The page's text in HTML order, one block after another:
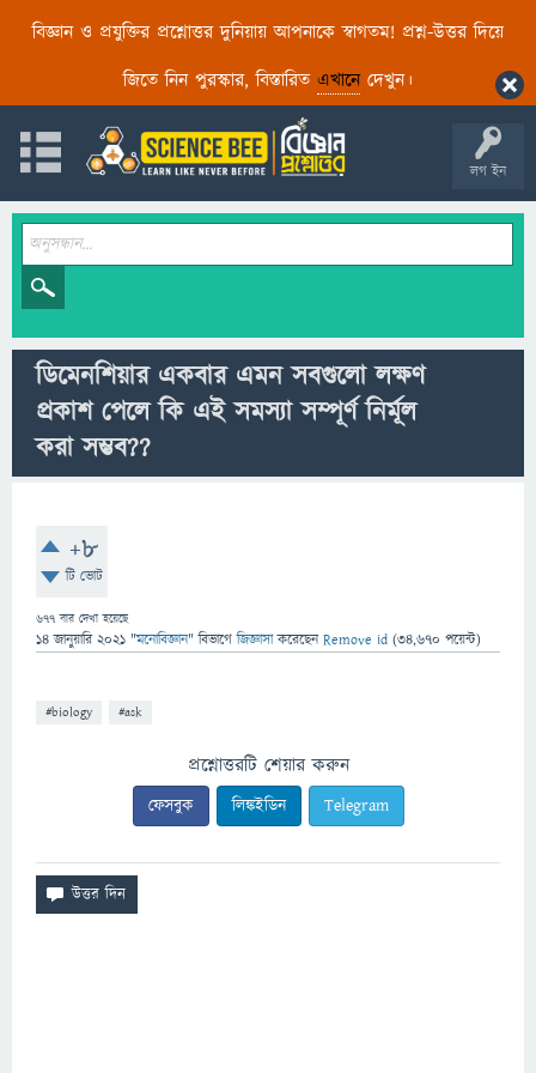
বিজ্ঞান ও প্রযুক্তির প্রশ্নোত্তর দুনিয়ায় আপনাকে স্বাগতম! প্রশ্ন-উত্তর দিয়ে
জিতে নিন পুরস্কার, বিস্তারিত এখানেদেখুন।
লগ ইন
ডিমেনশিয়ার একবার এমন সবগুলো লক্ষণ
প্রকাশ পেলে কি এই সমস্যা সম্পূর্ণ নির্মূল
করা সম্ভব??
+8
টি ভোট
677 বার দেখা হয়েছে
14 জানুয়ারি 2021 "মনোবিজ্ঞান" বিভাগে জিজ্ঞাসাকরেছেনRemove id (34,670 পয়েন্ট)
#biology #ask
প্রশ্নোত্তরটি শেয়ার করুন
ফেসবুক লিঙ্কইডিন Telegram